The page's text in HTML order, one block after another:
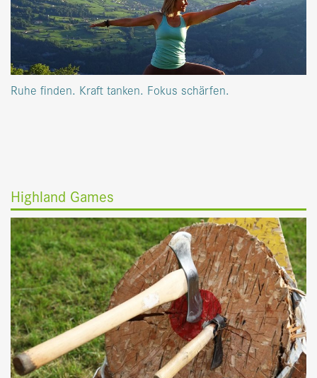
Ruhe finden. Kraft tanken. Fokus schärfen.
Highland Games